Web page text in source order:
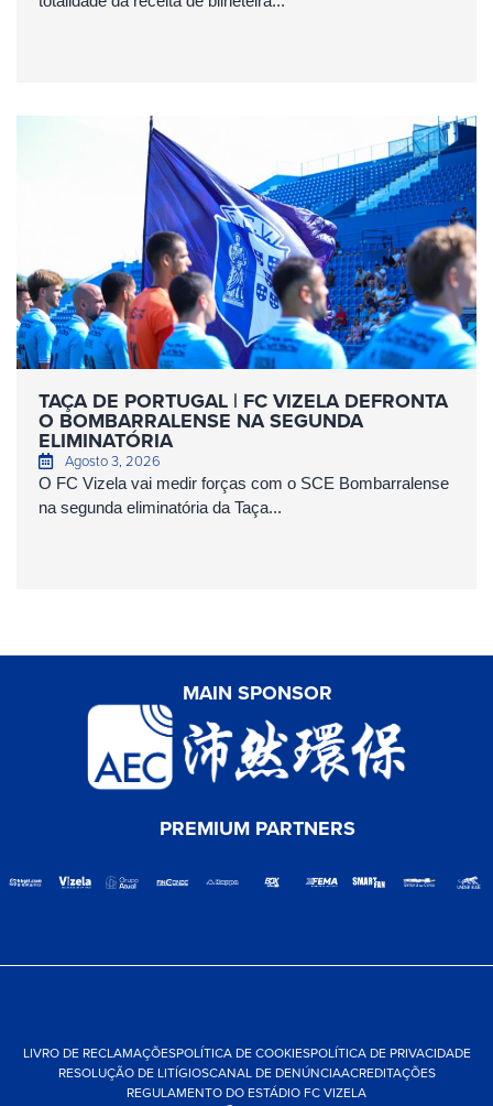
TAÇA DE PORTUGAL | FC VIZELA DEFRONTA
O BOMBARRALENSE NA SEGUNDA
ELIMINATÓRIA
Agosto 3, 2026
O FC Vizela vai medir forças com o SCE Bombarralense
na segunda eliminatória da Taça...
MAIN SPONSOR
PREMIUM PARTNERS
LIVRO DE RECLAMAÇÕESPOLÍTICA DE COOKIESPOLÍTICA DE PRIVACIDADE
RESOLUÇÃO DE LITÍGIOSCANAL DE DENÚNCIAACREDITAÇÕES
REGULAMENTO DO ESTÁDIO FC VIZELA